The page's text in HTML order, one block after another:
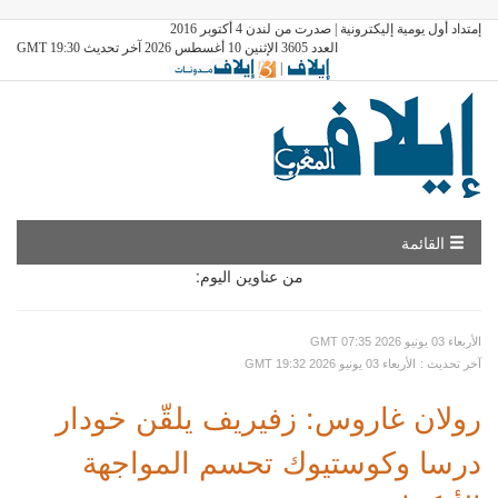
إمتداد أول يومية إليكترونية | صدرت من لندن 4 أكتوبر 2016
العدد 3605 الإثنين 10 أغسطس 2026 آخر تحديث GMT 19:30
|
القائمة
من عناوين اليوم:
GMT الأربعاء 03 يونيو 2026 07:35
GMT الأربعاء 03 يونيو 2026 19:32
: آخر تحديث
رولان غاروس: زفيريف يلقّن خودار
درسا وكوستيوك تحسم المواجهة